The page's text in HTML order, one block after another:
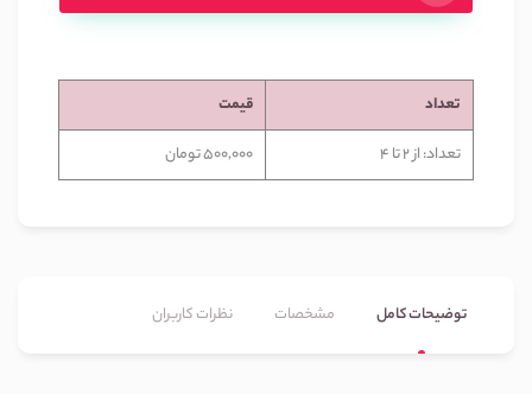
تعداد
قیمت
تعداد: از 2 تا 4
500,000 تومان
توضیحات کامل مشخصات نظرات کاربران